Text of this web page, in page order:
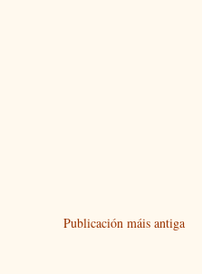
Publicación máis antiga